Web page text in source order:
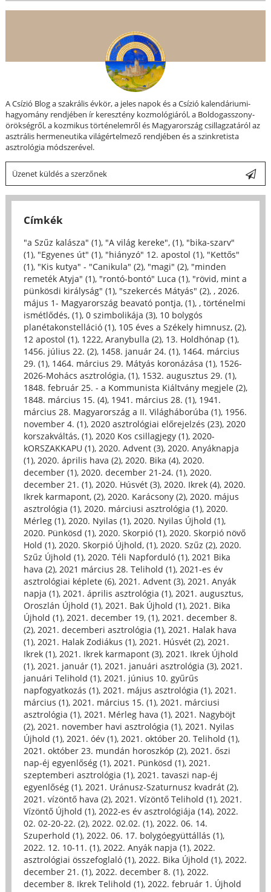
A Csízió Blog a szakrális évkör, a jeles napok és a Csízió kalendáriumi-
hagyomány rendjében ír keresztény kozmológiáról, a Boldogasszony-
örökségről, a kozmikus történelemről és Magyarország csillagzatáról az
asztrális hermeneutika világértelmező rendjében és a szinkretista
asztrológia módszerével.
Üzenet küldés a szerzőnek
Címkék
"a Szűz kalásza" (1), "A világ kereke", (1), "bika-szarv"
(1), "Egyenes út" (1), "hiányzó" 12. apostol (1), "Kettős"
(1), "Kis kutya" - "Canikula" (2), "magi" (2), "minden
remeték Atyja" (1), "rontó-bontó" Luca (1), "rövid, mint a
pünkösdi királyság" (1), "szekercés Mátyás" (2), , 2026.
május 1- Magyarország beavató pontja, (1), , történelmi
ismétlődés, (1), 0 szimbolikája (3), 10 bolygós
planétakonstelláció (1), 105 éves a Székely himnusz, (2),
12 apostol (1), 1222, Aranybulla (2), 13. Holdhónap (1),
1456. július 22. (2), 1458. január 24. (1), 1464. március
29. (1), 1464. március 29. Mátyás koronázása (1), 1526-
2026-Mohács asztrológia, (1), 1532. augusztus 29. (1),
1848. február 25. - a Kommunista Kiáltvány megjele (2),
1848. március 15. (4), 1941. március 28. (1), 1941.
március 28. Magyarország a II. Világháborúba (1), 1956.
november 4. (1), 2020 asztrológiai előrejelzés (23), 2020
korszakváltás, (1), 2020 Kos csillagjegy (1), 2020-
kORSZAKKAPU (1), 2020. Advent (3), 2020. Anyáknapja
(1), 2020. április hava (2), 2020. Bika (4), 2020.
december (1), 2020. december 21-24. (1), 2020.
december 21. (1), 2020. Húsvét (3), 2020. Ikrek (4), 2020.
Ikrek karmapont, (2), 2020. Karácsony (2), 2020. május
asztrológia (1), 2020. márciusi asztrológia (1), 2020.
Mérleg (1), 2020. Nyilas (1), 2020. Nyilas Újhold (1),
2020. Pünkösd (1), 2020. Skorpió (1), 2020. Skorpió növő
Hold (1), 2020. Skorpió Újhold, (1), 2020. Szűz (2), 2020.
Szűz Újhold (1), 2020. Téli Napforduló (1), 2021 Bika
hava (2), 2021 március 28. Telihold (1), 2021-es év
asztrológiai képlete (6), 2021. Advent (3), 2021. Anyák
napja (1), 2021. április asztrológia (1), 2021. augusztus,
Oroszlán Újhold (1), 2021. Bak Újhold (1), 2021. Bika
Újhold (1), 2021. december 19, (1), 2021. december 8.
(2), 2021. decemberi asztrológia (1), 2021. Halak hava
(1), 2021. Halak Zodiákus (1), 2021. Húsvét (2), 2021.
Ikrek (1), 2021. Ikrek karmapont (3), 2021. Ikrek Újhold
(1), 2021. január (1), 2021. januári asztrológia (3), 2021.
januári Telihold (1), 2021. június 10. gyűrűs
napfogyatkozás (1), 2021. május asztrológia (1), 2021.
március (1), 2021. március 15. (1), 2021. márciusi
asztrológia (1), 2021. Mérleg hava (1), 2021. Nagyböjt
(2), 2021. november havi asztrológia (1), 2021. Nyilas
Újhold (1), 2021. óév (1), 2021. október 20. Telihold (1),
2021. október 23. mundán horoszkóp (2), 2021. őszi
nap-éj egyenlőség (1), 2021. Pünkösd (1), 2021.
szeptemberi asztrológia (1), 2021. tavaszi nap-éj
egyenlőség (1), 2021. Uránusz-Szaturnusz kvadrát (2),
2021. vízöntő hava (2), 2021. Vízöntő Telihold (1), 2021.
Vízöntő Újhold (1), 2022-es év asztrológiája (14), 2022.
02. 02-20-22. (2), 2022. 02.02. (1), 2022. 06. 14.
Szuperhold (1), 2022. 06. 17. bolygóegyüttállás (1),
2022. 12. 10-11. (1), 2022. Anyák napja (1), 2022.
asztrológiai összefoglaló (1), 2022. Bika Újhold (1), 2022.
december 21. (1), 2022. december 8. (1), 2022.
december 8. Ikrek Telihold (1), 2022. február 1. Újhold